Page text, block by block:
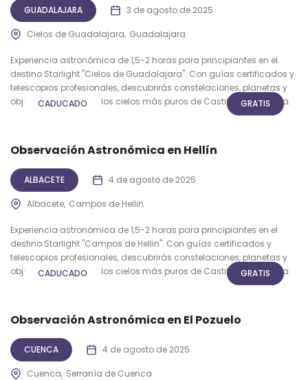
GUADALAJARA 3 de agosto de 2025
Cielos de Guadalajara Guadalajara
Experiencia astronómica de 1,5-2 horas para principiantes en el
destino Starlight "Cielos de Guadalajara". Con guías certificados y
telescopios profesionales, descubrirás constelaciones, planetas y
objetos celestes bajo los cielos más puros de Castilla-La Mancha.
CADUCADO GRATIS
Observación Astronómica en Hellín
ALBACETE 4 de agosto de 2025
Albacete Campos de Hellin
Experiencia astronómica de 1,5-2 horas para principiantes en el
destino Starlight "Campos de Hellin". Con guías certificados y
telescopios profesionales, descubrirás constelaciones, planetas y
objetos celestes bajo los cielos más puros de Castilla-La Mancha.
CADUCADO GRATIS
Observación Astronómica en El Pozuelo
CUENCA 4 de agosto de 2025
Cuenca Serranía de Cuenca